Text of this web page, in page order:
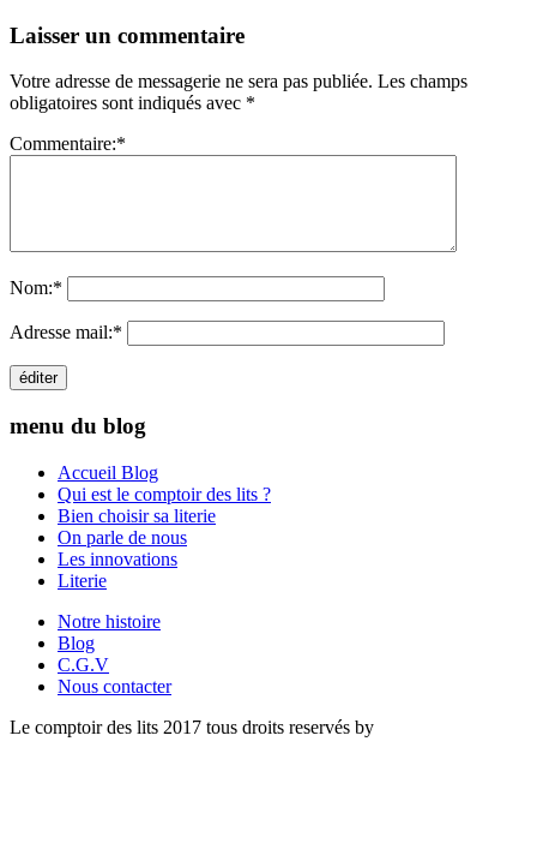
Laisser un commentaire
Votre adresse de messagerie ne sera pas publiée. Les champs
obligatoires sont indiqués avec *
Commentaire:*
Nom:*
Adresse mail:*
menu du blog
Accueil Blog
Qui est le comptoir des lits ?
Bien choisir sa literie
On parle de nous
Les innovations
Literie
Notre histoire
Blog
C.G.V
Nous contacter
Le comptoir des lits 2017 tous droits reservés by